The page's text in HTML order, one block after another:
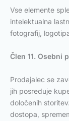
Vse elemente
intelektualna
fotografij,
Člen 11. Osebni
Prodajalec se
jih posreduje
določenih
dostopa,